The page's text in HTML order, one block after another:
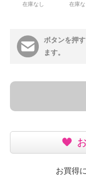
在庫なし 在庫な
ボタンを押
ます。
お買得